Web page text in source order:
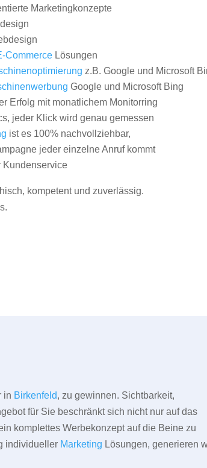
Marketingkonzepte
CommerceLösungen
z.B. Google und Microsoft
Google und Microsoft Bing
Erfolg mit monatlichem Monitorring
jeder Klick wird genau gemessen
ist es 100% nachvollziehbar,
jeder einzelne Anruf kommt
Kundenservice
kompetent und zuverlässig.
in Birkenfeld, zu gewinnen. Sichtbarkeit,
für Sie beschränkt sich nicht nur auf das
komplettes Werbekonzept auf die Beine zu
individueller Marketing Lösungen, generieren